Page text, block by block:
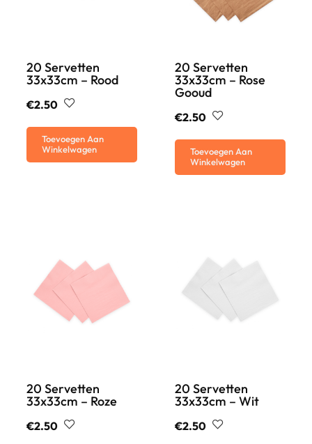
20 Servetten
33x33cm – Rood
€2.50
Toevoegen Aan
Winkelwagen
20 Servetten
33x33cm – Rose
Gooud
€2.50
Toevoegen Aan
Winkelwagen
20 Servetten
33x33cm – Roze
€2.50
20 Servetten
33x33cm – Wit
€2.50